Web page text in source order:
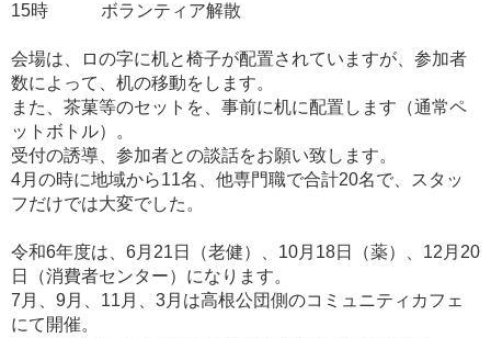
15時 ボランティア解散
会場は、ロの字に机と椅子が配置されていますが、参加者
数によって、机の移動をします。
また、茶菓等のセットを、事前に机に配置します（通常ペ
ットボトル）。
受付の誘導、参加者との談話をお願い致します。
4月の時に地域から11名、他専門職で合計20名で、スタッ
フだけでは大変でした。
令和6年度は、6月21日（老健）、10月18日（薬）、12月20
日（消費者センター）になります。
7月、9月、11月、3月は高根公団側のコミュニティカフェ
にて開催。